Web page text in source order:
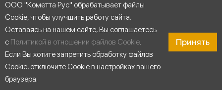
ООО "Кометта Рус" обрабатывает файлы
Cookie, чтобы улучшить работу сайта.
Оставаясь на нашем сайте, Вы соглашаетесь
с Политикой в отношении файлов Cookie.
Если Вы хотите запретить обработку файлов
Cookie, отключите Cookie в настройках вашего
браузера.
Принять